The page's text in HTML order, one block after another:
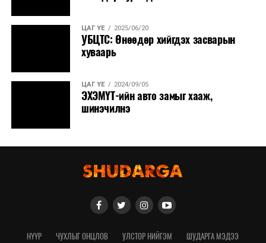
ЦАГ ҮЕ 2025/06/20
УБЦТС: Өнөөдөр хийгдэх засварын
хуваарь
ЦАГ ҮЕ 2024/09/05
ЭХЭМҮТ-ийн авто замыг хааж,
шинэчилнэ
НҮҮР ЧУХЛЫГ ОНЦЛОВ УЛСТӨР НИЙГЭМ ШУДАРГА МЭДЭЭ